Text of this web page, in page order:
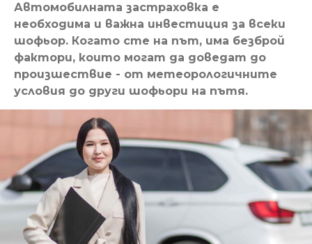
Автомобилната застраховка е
необходима и важна инвестиция за всеки
шофьор. Когато сте на път, има безброй
фактори, които могат да доведат до
произшествие - от метеорологичните
условия до други шофьори на пътя.